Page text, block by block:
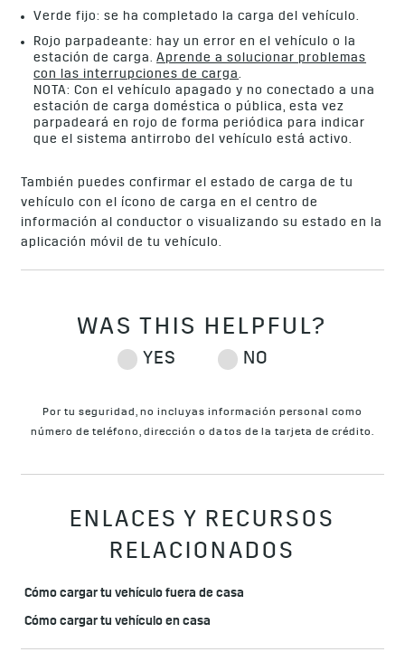
Verde fijo: se ha completado la carga del vehículo.
Rojo parpadeante: hay un error en el vehículo o la
estación de carga.Aprende a solucionar problemas
con las interrupciones de carga.
NOTA: Con el vehículo apagado y no conectado a una
estación de carga doméstica o pública, esta vez
parpadeará en rojo de forma periódica para indicar
que el sistema antirrobo del vehículo está activo.
También puedes confirmar el estado de carga de tu
vehículo con el ícono de carga en el centro de
información al conductor o visualizando su estado en la
aplicación móvil de tu vehículo.
Por tu seguridad, no incluyas información personal como
número de teléfono, dirección o datos de la tarjeta de crédito.
ENLACES Y RECURSOS
RELACIONADOS
Cómo cargar tu vehículo fuera de casa
Cómo cargar tu vehículo en casa